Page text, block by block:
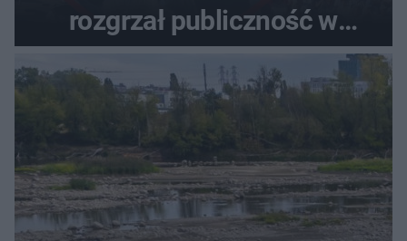
rozgrzał publiczność w
Toruniu